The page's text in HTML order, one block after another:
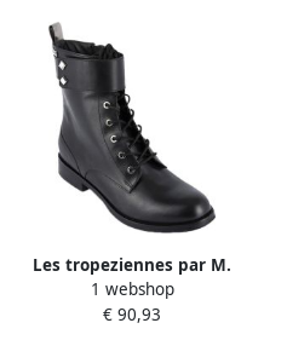
Les tropeziennes par M.
Belarbi Leren laarzen Les
Lucile
1 webshop
€ 90,93